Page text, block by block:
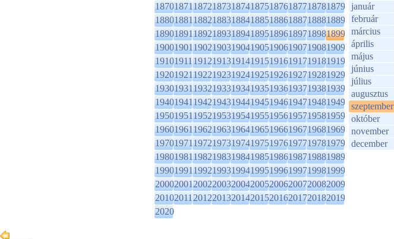
1870187118721873187418751876187718781879
1880188118821883188418851886188718881889
1890189118921893189418951896189718981899
1900190119021903190419051906190719081909
1910191119121913191419151916191719181919
1920192119221923192419251926192719281929
1930193119321933193419351936193719381939
1940194119421943194419451946194719481949
1950195119521953195419551956195719581959
1960196119621963196419651966196719681969
1970197119721973197419751976197719781979
1980198119821983198419851986198719881989
1990199119921993199419951996199719981999
2000200120022003200420052006200720082009
2010201120122013201420152016201720182019
2020
január
február
március
április
május
június
július
augusztus
szeptember
október
november
december